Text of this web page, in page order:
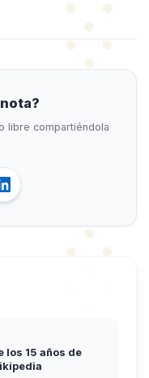
libre compartiéndola
los 15 años de